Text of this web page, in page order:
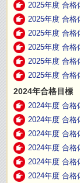
2025年度 合格
2025年度 合格
2025年度 合格
2025年度 合格
2025年度 合格
2025年度 合格
2024年合格目標
2024年度 合格
2024年度 合格
2024年度 合格
2024年度 合格
2024年度 合格
2024年度 合格